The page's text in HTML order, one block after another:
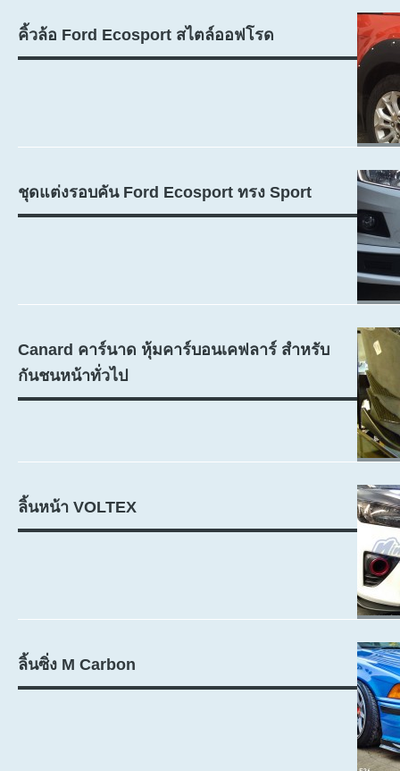
คิ้วล้อ Ford Ecosport สไตล์ออฟโรด
ชุดแต่งรอบคัน Ford Ecosport ทรง Sport
Canard คาร์นาด หุ้มคาร์บอนเคฟลาร์ สำหรับ
กันชนหน้าทั่วไป
ลิ้นหน้า VOLTEX
ลิ้นซิ่ง M Carbon